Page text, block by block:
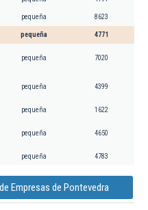
pequeña 8623
pequeña 4771
pequeña 7020
pequeña 4399
pequeña 1622
pequeña 4650
pequeña 4783
Empresas de Pontevedra